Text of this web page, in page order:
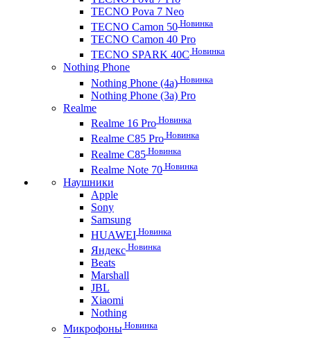
TECNO Pova 7 Neo
TECNO Camon 50 Новинка
TECNO Camon 40 Pro
TECNO SPARK 40C Новинка
Nothing Phone
Nothing Phone (4a) Новинка
Nothing Phone (3a) Pro
Realme
Realme 16 Pro Новинка
Realme C85 Pro Новинка
Realme C85 Новинка
Realme Note 70 Новинка
Наушники
Apple
Sony
Samsung
HUAWEI Новинка
Яндекс Новинка
Beats
Marshall
JBL
Xiaomi
Nothing
Микрофоны Новинка